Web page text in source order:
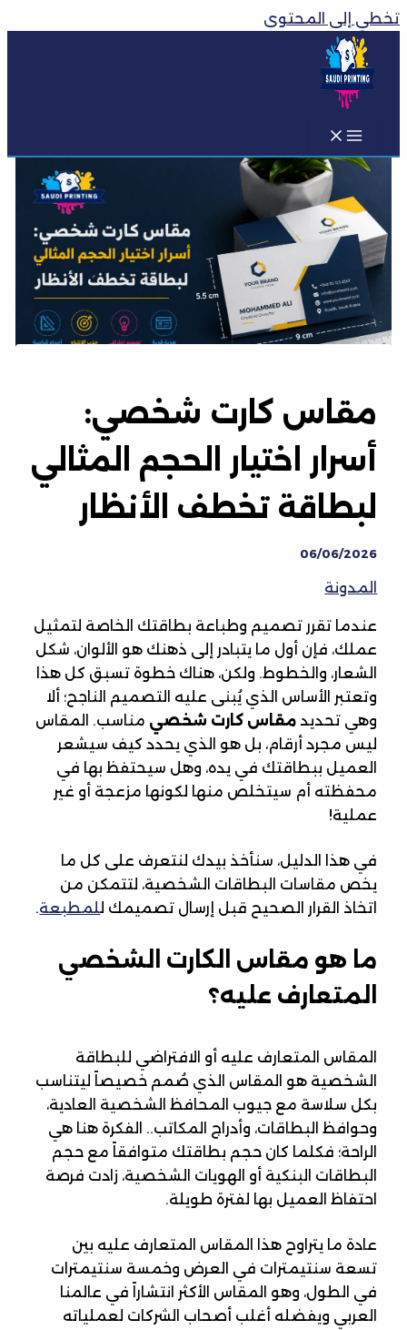
تخطي إلى المحتوى
مقاس كارت شخصي:
أسرار اختيار الحجم المثالي
لبطاقة تخطف الأنظار
06/06/2026
المدونة
عندما تقرر تصميم وطباعة بطاقتك الخاصة لتمثيل
عملك، فإن أول ما يتبادر إلى ذهنك هو الألوان، شكل
الشعار، والخطوط. ولكن، هناك خطوة تسبق كل هذا
وتعتبر الأساس الذي يُبنى عليه التصميم الناجح؛ ألا
وهي تحديد مقاس كارت شخصي مناسب. المقاس
ليس مجرد أرقام، بل هو الذي يحدد كيف سيشعر
العميل ببطاقتك في يده، وهل سيحتفظ بها في
محفظته أم سيتخلص منها لكونها مزعجة أو غير
عملية!
في هذا الدليل، سنأخذ بيدك لنتعرف على كل ما
يخص مقاسات البطاقات الشخصية، لتتمكن من
اتخاذ القرار الصحيح قبل إرسال تصميمك للمطبعة.
ما هو مقاس الكارت الشخصي
المتعارف عليه؟
المقاس المتعارف عليه أو الافتراضي للبطاقة
الشخصية هو المقاس الذي صُمم خصيصاً ليتناسب
بكل سلاسة مع جيوب المحافظ الشخصية العادية،
وحوافظ البطاقات، وأدراج المكاتب.. الفكرة هنا هي
الراحة؛ فكلما كان حجم بطاقتك متوافقاً مع حجم
البطاقات البنكية أو الهويات الشخصية، زادت فرصة
احتفاظ العميل بها لفترة طويلة.
عادة ما يتراوح هذا المقاس المتعارف عليه بين
تسعة سنتيمترات في العرض وخمسة سنتيمترات
في الطول، وهو المقاس الأكثر انتشاراً في عالمنا
العربي ويفضله أغلب أصحاب الشركات لعملياته